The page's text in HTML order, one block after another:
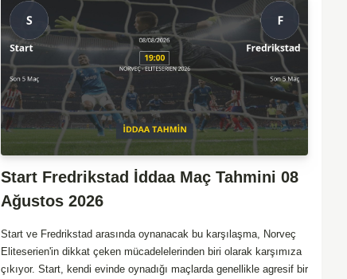
Start Fredrikstad İddaa Maç Tahmini 08
Ağustos 2026
Start ve Fredrikstad arasında oynanacak bu karşılaşma, Norveç
Eliteserien'in dikkat çeken mücadelelerinden biri olarak karşımıza
çıkıyor. Start, kendi evinde oynadığı maçlarda genellikle agresif bir